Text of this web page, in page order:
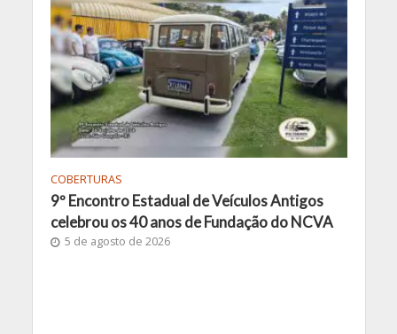
COBERTURAS
9º Encontro Estadual de Veículos Antigos
celebrou os 40 anos de Fundação do NCVA
5 de agosto de 2026